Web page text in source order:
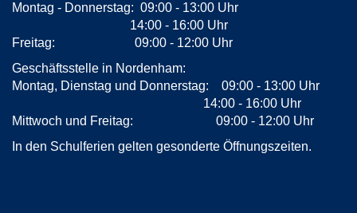
Montag - Donnerstag: 09:00 - 13:00 Uhr
14:00 - 16:00 Uhr
Freitag: 09:00 - 12:00 Uhr
Geschäftsstelle in Nordenham:
Montag, Dienstag und Donnerstag: 09:00 - 13:00 Uhr
14:00 - 16:00 Uhr
Mittwoch und Freitag: 09:00 - 12:00 Uhr
In den Schulferien gelten gesonderte Öffnungszeiten.